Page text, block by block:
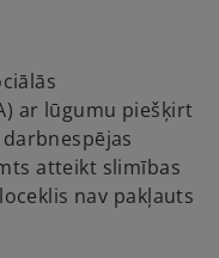
ar lūgumu piešķirt
atteikt slimības
nav pakļauts